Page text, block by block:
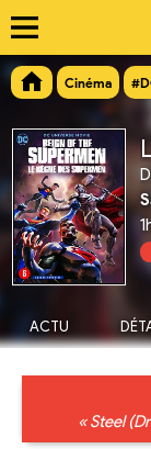
Cinéma
ACTU
« Steel